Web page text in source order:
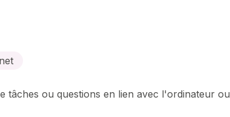
tâches ou questions en lien avec l'ordinateur ou